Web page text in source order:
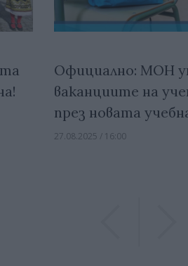
Официално: МОН
ваканциите на
през новата
27.08.2025 / 16:00